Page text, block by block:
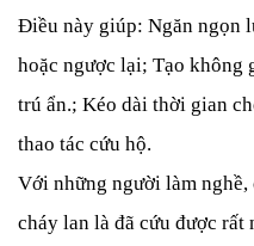
Điều này giúp: Ngăn ngọn
hoặc ngược lại; Tạo không
trú ẩn.; Kéo dài thời gian
thao tác cứu hộ.
Với những người làm
cháy lan là đã cứu được